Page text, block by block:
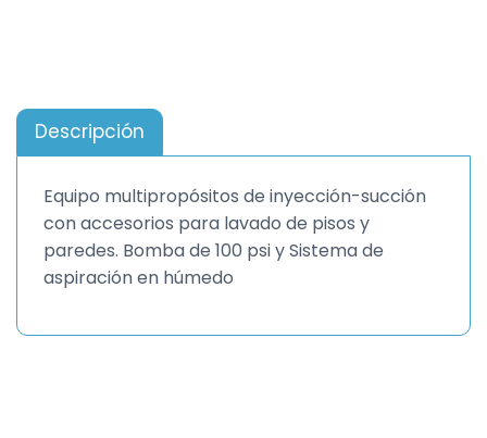
Descripción
Equipo multipropósitos de inyección-succión
con accesorios para lavado de pisos y
paredes. Bomba de 100 psi y Sistema de
aspiración en húmedo